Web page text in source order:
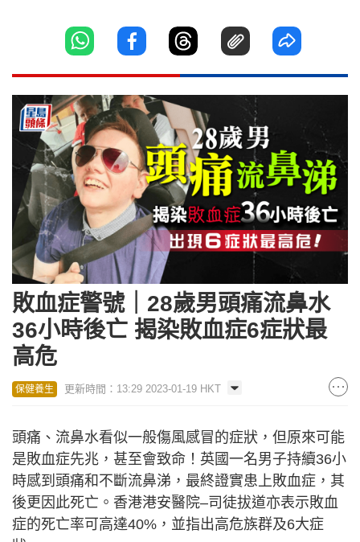
敗血症警號｜28歲男頭痛流鼻水
36小時後亡 揭染敗血症6症狀最
高危
保健養生 更新時間：13:29 2023-01-19 HKT
頭痛、流鼻水看似一般傷風感冒的症狀，但原來可能
是敗血症先兆，甚至會致命！英國一名男子持續36小
時感到頭痛和不斷流鼻涕，最終證實患上敗血症，其
後更因此死亡。香港港安醫院–司徒拔道亦表示敗血
症的死亡率可高達40%，並指出高危族群及6大症